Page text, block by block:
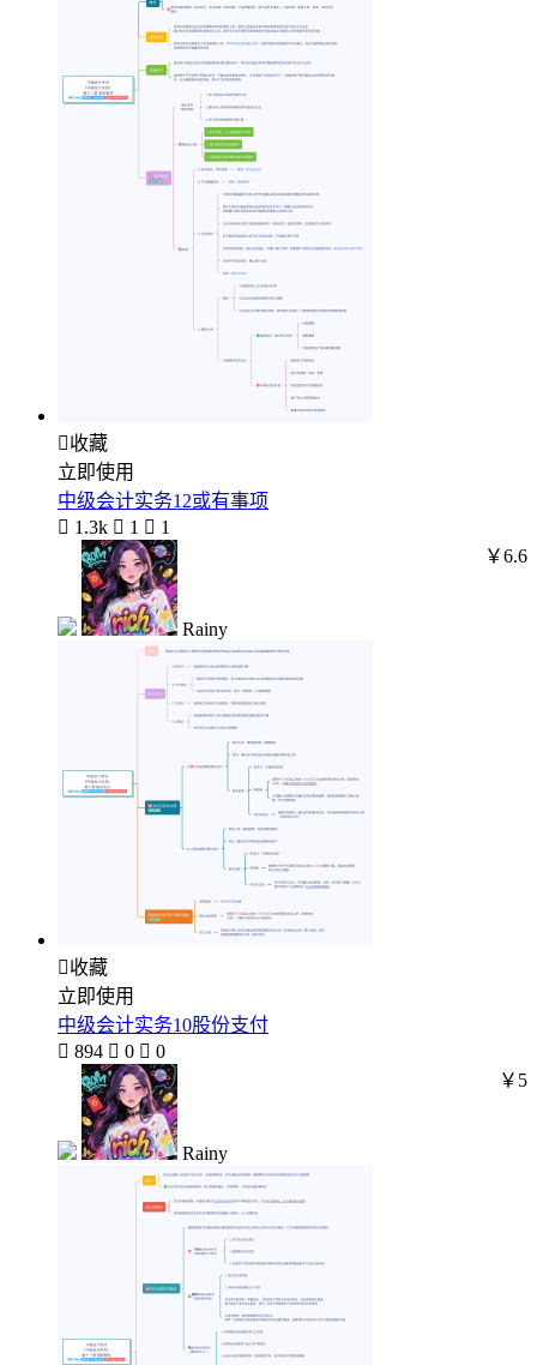
收藏
立即使用
中级会计实务12或有事项
 1.3k  1  1
Rainy
￥6.6
收藏
立即使用
中级会计实务10股份支付
 894  0  0
Rainy
￥5